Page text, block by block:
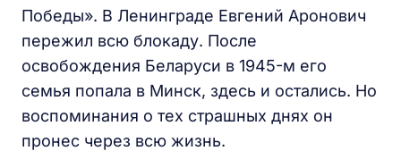
Победы». В Ленинграде Евгений Аронович
пережил всю блокаду. После
освобождения Беларуси в 1945-м его
семья попала в Минск, здесь и остались. Но
воспоминания о тех страшных днях он
пронес через всю жизнь.